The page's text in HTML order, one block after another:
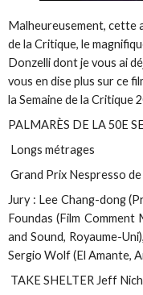
Malheureusement, cette
de la Critique, le
Donzelli dont je vous ai
vous en dise plus sur ce
la Semaine de la Critique
PALMARÈS DE LA 50E
Longs métrages
Grand Prix Nespresso
Jury : Lee Chang-dong
Foundas (Film Comment
and Sound, Royaume-
Sergio Wolf (El Amante,
TAKE SHELTER Jeff